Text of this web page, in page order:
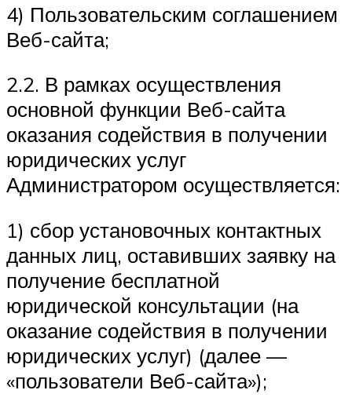
4) Пользовательским соглашением
Веб-сайта;
2.2. В рамках осуществления
основной функции Веб-сайта
оказания содействия в получении
юридических услуг
Администратором осуществляется:
1) сбор установочных контактных
данных лиц, оставивших заявку на
получение бесплатной
юридической консультации (на
оказание содействия в получении
юридических услуг) (далее —
«пользователи Веб-сайта»);